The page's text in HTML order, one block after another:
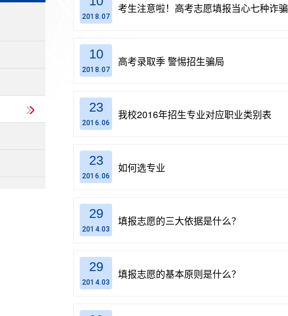
2018.07
考生注意啦！高考志愿填报当心七种诈骗
10
2018.07
高考录取季 警惕招生骗局
23
2016.06
我校2016年招生专业对应职业类别表
23
2016.06
如何选专业
29
2014.03
填报志愿的三大依据是什么？
29
2014.03
填报志愿的基本原则是什么？